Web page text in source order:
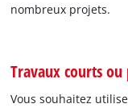
nombreux projets.
Travaux courts
Vous souhaitez